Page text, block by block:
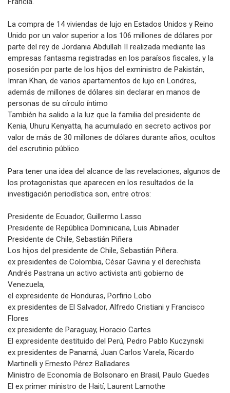
La compra de 14 viviendas de lujo en Estados Unidos y Reino
Unido por un valor superior a los 106 millones de dólares por
parte del rey de Jordania Abdullah II realizada mediante las
empresas fantasma registradas en los paraísos fiscales, y la
posesión por parte de los hijos del exministro de Pakistán,
Imran Khan, de varios apartamentos de lujo en Londres,
además de millones de dólares sin declarar en manos de
personas de su círculo íntimo
También ha salido a la luz que la familia del presidente de
Kenia, Uhuru Kenyatta, ha acumulado en secreto activos por
valor de más de 30 millones de dólares durante años, ocultos
del escrutinio público.
Para tener una idea del alcance de las revelaciones, algunos de
los protagonistas que aparecen en los resultados de la
investigación periodística son, entre otros:
Presidente de Ecuador, Guillermo Lasso
Presidente de República Dominicana, Luis Abinader
Presidente de Chile, Sebastián Piñera
Los hijos del presidente de Chile, Sebastián Piñera.
ex presidentes de Colombia, César Gaviria y el derechista
Andrés Pastrana un activo activista anti gobierno de
Venezuela,
el expresidente de Honduras, Porfirio Lobo
ex presidentes de El Salvador, Alfredo Cristiani y Francisco
Flores
ex presidente de Paraguay, Horacio Cartes
El expresidente destituido del Perú, Pedro Pablo Kuczynski
ex presidentes de Panamá, Juan Carlos Varela, Ricardo
Martinelli y Ernesto Pérez Balladares
Ministro de Economía de Bolsonaro en Brasil, Paulo Guedes
El ex primer ministro de Haití, Laurent Lamothe